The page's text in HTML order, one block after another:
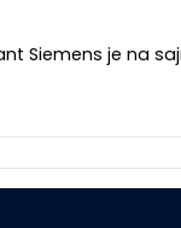
Siemens je na